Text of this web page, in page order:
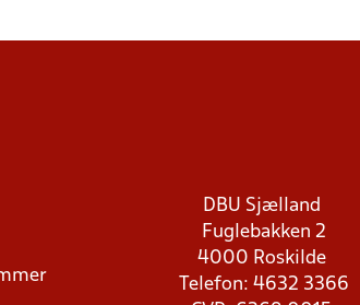
DBU Sjælland
Fuglebakken 2
4000 Roskilde
Telefon: 4632 3366